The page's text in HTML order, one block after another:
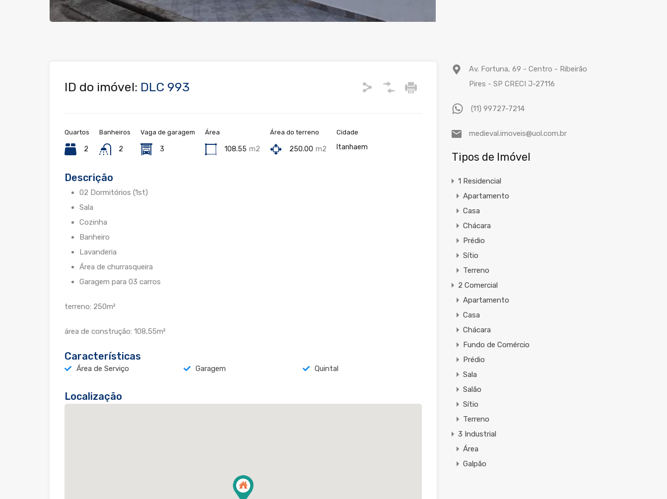
ID do imóvel: DLC 993
Quartos
2
Banheiros
2
Vaga de garagem
3
Área
108.55 m2
Área do terreno
250.00 m2
Cidade
Itanhaem
Descrição
02 Dormitórios (1st)
Sala
Cozinha
Banheiro
Lavanderia
Área de churrasqueira
Garagem para 03 carros
terreno: 250m²
área de construção: 108,55m²
Características
Área de Serviço Garagem Quintal
Localização
Av. Fortuna, 69 - Centro - Ribeirão
Pires - SP CRECI J-27116
(11) 99727-7214
medieval.imoveis@uol.com.br
Tipos de Imóvel
1 Residencial
Apartamento
Casa
Chácara
Prédio
Sítio
Terreno
2 Comercial
Apartamento
Casa
Chácara
Fundo de Comércio
Prédio
Sala
Salão
Sítio
Terreno
3 Industrial
Área
Galpão